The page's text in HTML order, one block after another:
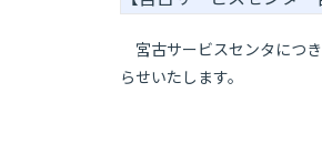
宮古サービスセンタにつ
らせいたします。